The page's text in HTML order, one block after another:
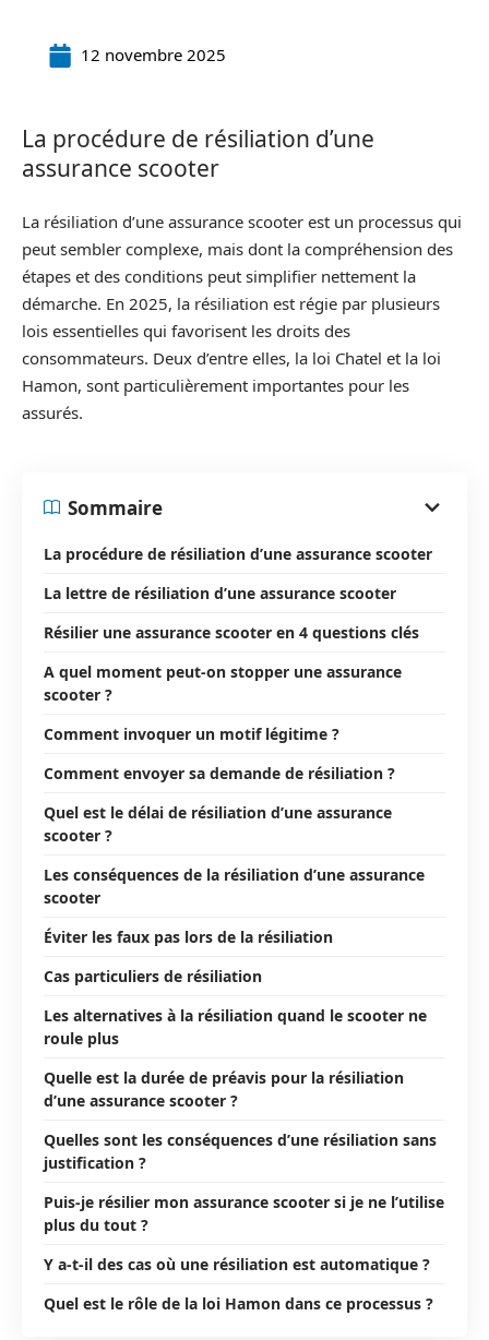
12 novembre 2025
La procédure de résiliation d’une
assurance scooter
La résiliation d’une assurance scooter est un processus qui
peut sembler complexe, mais dont la compréhension des
étapes et des conditions peut simplifier nettement la
démarche. En 2025, la résiliation est régie par plusieurs
lois essentielles qui favorisent les droits des
consommateurs. Deux d’entre elles, la loi Chatel et la loi
Hamon, sont particulièrement importantes pour les
assurés.
Sommaire
La procédure de résiliation d’une assurance scooter
La lettre de résiliation d’une assurance scooter
Résilier une assurance scooter en 4 questions clés
A quel moment peut-on stopper une assurance
scooter ?
Comment invoquer un motif légitime ?
Comment envoyer sa demande de résiliation ?
Quel est le délai de résiliation d’une assurance
scooter ?
Les conséquences de la résiliation d’une assurance
scooter
Éviter les faux pas lors de la résiliation
Cas particuliers de résiliation
Les alternatives à la résiliation quand le scooter ne
roule plus
Quelle est la durée de préavis pour la résiliation
d’une assurance scooter ?
Quelles sont les conséquences d’une résiliation sans
justification ?
Puis-je résilier mon assurance scooter si je ne l’utilise
plus du tout ?
Y a-t-il des cas où une résiliation est automatique ?
Quel est le rôle de la loi Hamon dans ce processus ?